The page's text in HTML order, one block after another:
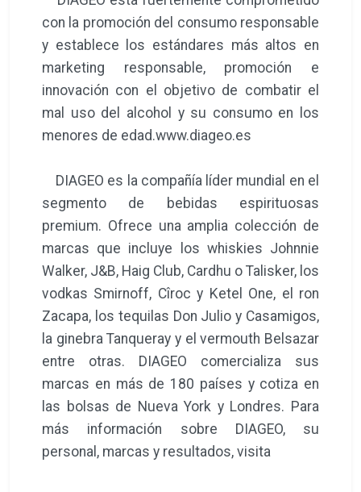
con la promoción del consumo responsable
y establece los estándares más altos en
marketing responsable, promoción e
innovación con el objetivo de combatir el
mal uso del alcohol y su consumo en los
menores de edad.www.diageo.es
DIAGEO es la compañía líder mundial en el
segmento de bebidas espirituosas
premium. Ofrece una amplia colección de
marcas que incluye los whiskies Johnnie
Walker, J&B, Haig Club, Cardhu o Talisker, los
vodkas Smirnoff, Cîroc y Ketel One, el ron
Zacapa, los tequilas Don Julio y Casamigos,
la ginebra Tanqueray y el vermouth Belsazar
entre otras. DIAGEO comercializa sus
marcas en más de 180 países y cotiza en
las bolsas de Nueva York y Londres. Para
más información sobre DIAGEO, su
personal, marcas y resultados, visita